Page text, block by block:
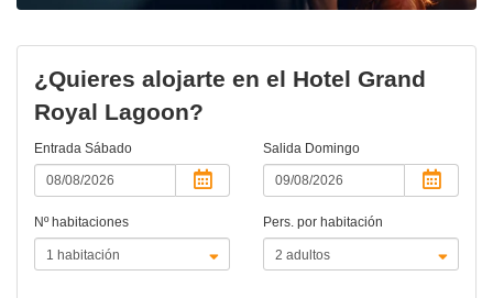
¿Quieres alojarte en el Hotel Grand
Royal Lagoon?
Entrada Sábado Salida Domingo
Nº habitaciones Pers. por habitación